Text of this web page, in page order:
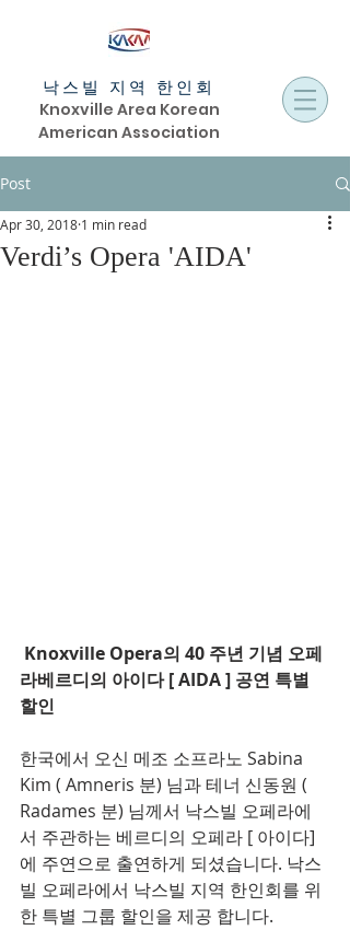
낙스빌 지역 한인회
Knoxville Area Korean
American Association
Post
Verdi’s Opera 'AIDA'
Apr 30, 2018 1 min read
Knoxville Opera의 40 주년 기념 오페
라베르디의 아이다 [ AIDA ] 공연 특별
할인
한국에서 오신 메조 소프라노 Sabina
Kim ( Amneris 분) 님과 테너 신동원 (
Radames 분) 님께서 낙스빌 오페라에
서 주관하는 베르디의 오페라 [ 아이다]
에 주연으로 출연하게 되셨습니다. 낙스
빌 오페라에서 낙스빌 지역 한인회를 위
한 특별 그룹 할인을 제공 합니다.